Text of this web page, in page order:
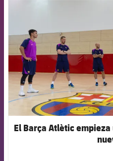
El Barça Atlètic